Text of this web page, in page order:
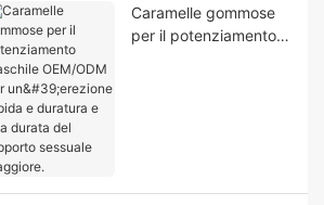
Caramelle gommose
per il potenziamento